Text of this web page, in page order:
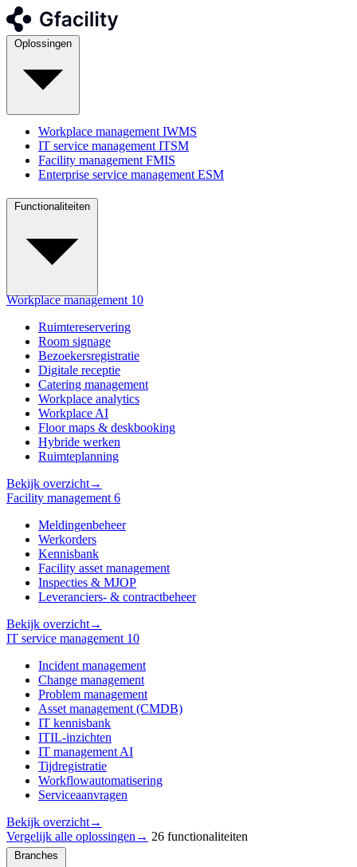
Workplace management IWMS
IT service management ITSM
Facility management FMIS
Enterprise service management ESM
Workplace management 10
Ruimtereservering
Room signage
Bezoekersregistratie
Digitale receptie
Catering management
Workplace analytics
Workplace AI
Floor maps & deskbooking
Hybride werken
Ruimteplanning
Bekijk overzicht→
Facility management 6
Meldingenbeheer
Werkorders
Kennisbank
Facility asset management
Inspecties & MJOP
Leveranciers- & contractbeheer
Bekijk overzicht→
IT service management 10
Incident management
Change management
Problem management
Asset management (CMDB)
IT kennisbank
ITIL-inzichten
IT management AI
Tijdregistratie
Workflowautomatisering
Serviceaanvragen
Bekijk overzicht→
Vergelijk alle oplossingen → 26 functionaliteiten